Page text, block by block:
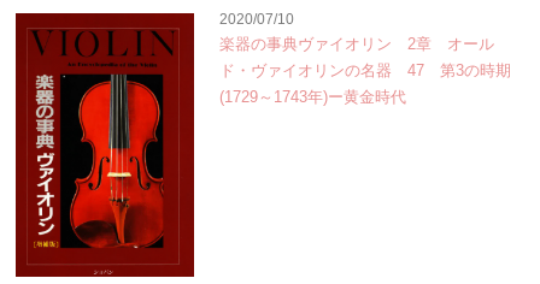
2020/07/10
楽器の事典ヴァイオリン 2章 オール
ド・ヴァイオリンの名器 47 第3の時期
(1729～1743年)ー黄金時代